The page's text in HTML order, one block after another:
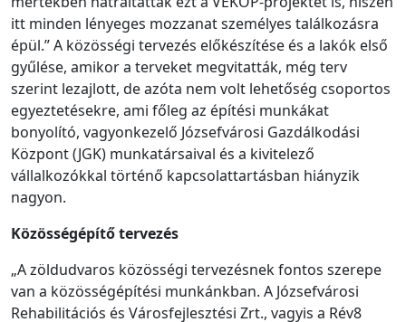
itt minden lényeges mozzanat személyes találkozásra
épül.” A közösségi tervezés előkészítése és a lakók első
gyűlése, amikor a terveket megvitatták, még terv
szerint lezajlott, de azóta nem volt lehetőség csoportos
egyeztetésekre, ami főleg az építési munkákat
bonyolító, vagyonkezelő Józsefvárosi Gazdálkodási
Központ (JGK) munkatársaival és a kivitelező
vállalkozókkal történő kapcsolattartásban hiányzik
nagyon.
Közösségépítő tervezés
„A zöldudvaros közösségi tervezésnek fontos szerepe
van a közösségépítési munkánkban. A Józsefvárosi
Rehabilitációs és Városfejlesztési Zrt., vagyis a Rév8